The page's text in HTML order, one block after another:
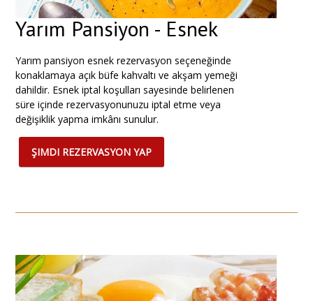
Yarım Pansiyon - Esnek
Yarımpansiyonesnekrezervasyonseçeneğinde
konaklamayaaçıkbüfekahvaltıveakşamyemeği
dahildir. Esnekiptalkoşullarısayesindebelirlenen
süreiçinderezervasyonunuzuiptaletmeveya
değişiklikyapmaimkânısunulur.
ŞIMDI REZERVASYON YAP